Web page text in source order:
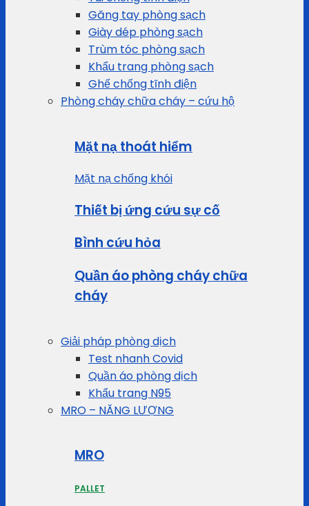
Găng tay phòng sạch
Giày dép phòng sạch
Trùm tóc phòng sạch
Khẩu trang phòng sạch
Ghế chống tĩnh điện
Phòng cháy chữa cháy – cứu hộ
Mặt nạ thoát hiểm
Mặt nạ chống khói
Thiết bị ứng cứu sự cố
Bình cứu hỏa
Quần áo phòng cháy chữa
cháy
Giải pháp phòng dịch
Test nhanh Covid
Quần áo phòng dịch
Khẩu trang N95
MRO – NĂNG LƯỢNG
MRO
PALLET